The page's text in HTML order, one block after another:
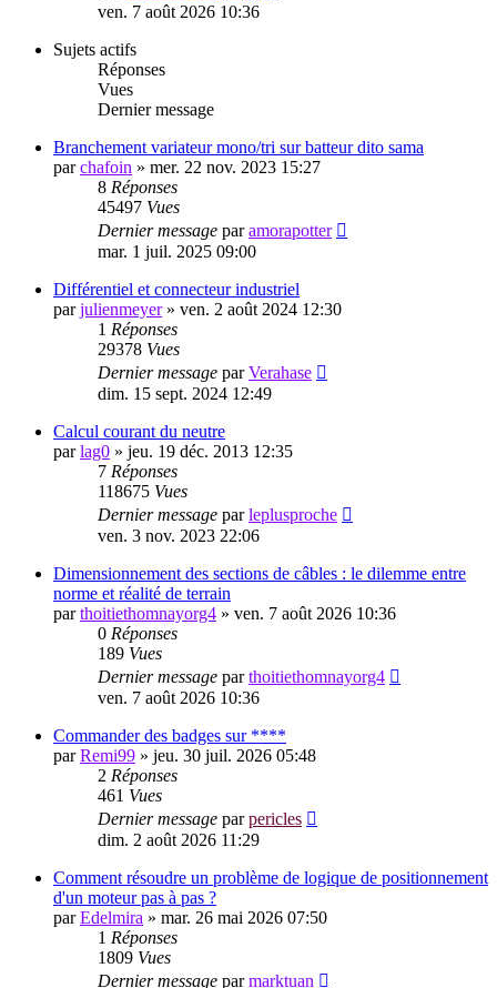
ven. 7 août 2026 10:36
Sujets actifs
Réponses
Vues
Dernier message
Branchement variateur mono/tri sur batteur dito sama
parchafoin » mer. 22 nov. 2023 15:27
8 Réponses
45497 Vues
Dernier message paramorapotter
mar. 1 juil. 2025 09:00
Différentiel et connecteur industriel
parjulienmeyer» ven. 2 août 2024 12:30
1 Réponses
29378 Vues
Dernier message parVerahase
dim. 15 sept. 2024 12:49
Calcul courant du neutre
parlag0 » jeu. 19 déc. 2013 12:35
7 Réponses
118675 Vues
Dernier message parleplusproche
ven. 3 nov. 2023 22:06
Dimensionnement des sections de câbles : le dilemme entre
norme et réalité de terrain
parthoitiethomnayorg4 » ven. 7 août 2026 10:36
0 Réponses
189 Vues
Dernier message parthoitiethomnayorg4
ven. 7 août 2026 10:36
Commander des badges sur ****
parRemi99 » jeu. 30 juil. 2026 05:48
2 Réponses
461 Vues
Dernier message parpericles
dim. 2 août 2026 11:29
Comment résoudre un problème de logique de positionnement
d'un moteur pas à pas ?
parEdelmira » mar. 26 mai 2026 07:50
1 Réponses
1809 Vues
Dernier message parmarktuan